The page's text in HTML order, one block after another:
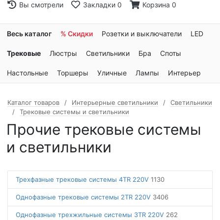
Вы смотрели Закладки 0 Корзина 0
Весь каталог % Скидки Розетки и выключатели LED
Трековые Люстры Светильники Бра Споты
Настольные Торшеры Уличные Лампы Интерьер
Каталог товаров Интерьерные светильники
Светильники
Трековые системы и светильники
Прочие трековые системы
и светильники
Трехфазные трековые системы 4TR 220V 1130
Однофазные трековые системы 2TR 220V 3406
Однофазные трехжильные системы 3TR 220V 262